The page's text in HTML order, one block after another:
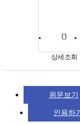
0
상세조회
원문보기
인용하기